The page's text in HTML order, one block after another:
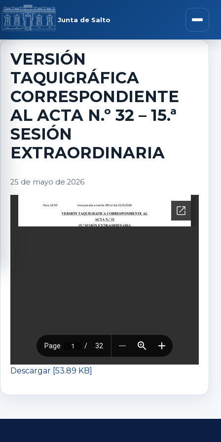
Saltar al contenido
Junta de Salto Abrir
menú
VERSIÓN
TAQUIGRÁFICA
CORRESPONDIENTE
AL ACTA N.º 32 – 15.ª
SESIÓN
EXTRAORDINARIA
25 de mayo de 2026
Descargar [53.89 KB]